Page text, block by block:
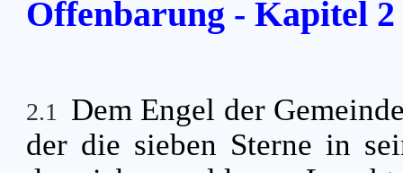
Offenbarung - Kapitel 2
2.1
Dem Engel der
der die sieben Sterne in